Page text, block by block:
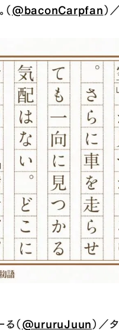
@baconCarpfan）
（@ururuJuun）／